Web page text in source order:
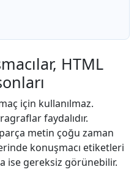
HTML
için kullanılmaz.
faydalıdır.
metin çoğu zaman
konuşmacı etiketleri
ise gereksiz görünebilir.